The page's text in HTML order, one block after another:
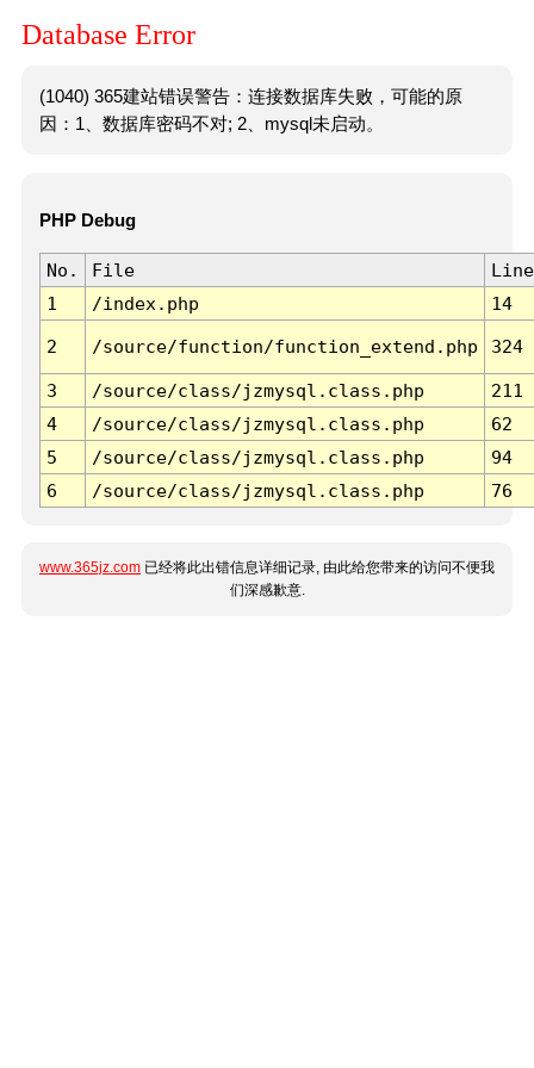
Database Error
(1040) 365建站错误警告：连接数据库失败，可能的原
因：1、数据库密码不对; 2、mysql未启动。
PHP Debug
No. File
Line
1
/index.php 14
2 /source/function/function_extend.php 324
3 /source/class/jzmysql.class.php
211
4
/source/class/jzmysql.class.php
62
5
/source/class/jzmysql.class.php
94
6
/source/class/jzmysql.class.php 76
www.365jz.com 已经将此出错信息详细记录, 由此给您带来的访问不便我
们深感歉意.